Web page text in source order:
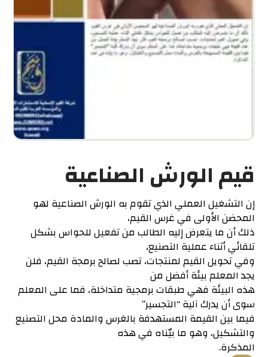
قيم الورش الصناعية
إن التشغيل العملي الذي تقوم به الورش الصناعية لهو
المحضن الأولى في غرس القيم،
ذلك أن ما يتعرض إليه الطالب من تفعيل للحواس بشكل
تلقائي أثناء عملية التصنيع،
وفي تحويل القيم لمنتجات، تصب لصالح برمجة القيم، فلن
يجد المعلم بيئة أفضل من
هذه البيئة فهي طبقات برمجية متداخلة، فما على المعلم
سوى أن يدرك آلية “التجسير”
فيما بين القيمة المستهدفة بالغرس والمادة محل التصنيع
والتشكيل، وهو ما بيّناه في هذه
المذكرة.